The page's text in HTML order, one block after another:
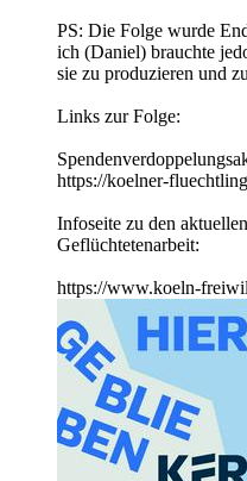
PS: Die Folge wurde
ich (Daniel) brauchte
sie zu produzieren und
Links zur Folge:
https://koelner-
Infoseite zu den
Geflüchtetenarbeit:
https://www.koeln-